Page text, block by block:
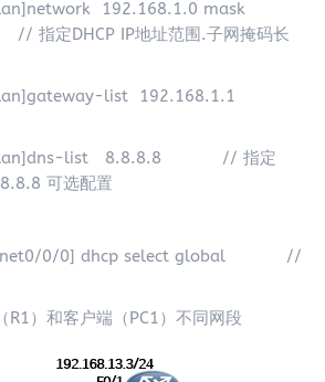
192.168.1.0 mask
定DHCP IP地址范围.子网掩码长
lan]gateway-list 192.168.1.1
lan]dns-list 8.8.8.8 // 指定
可选配置
0/0] dhcp select global //
R1）和客户端（PC1）不同网段